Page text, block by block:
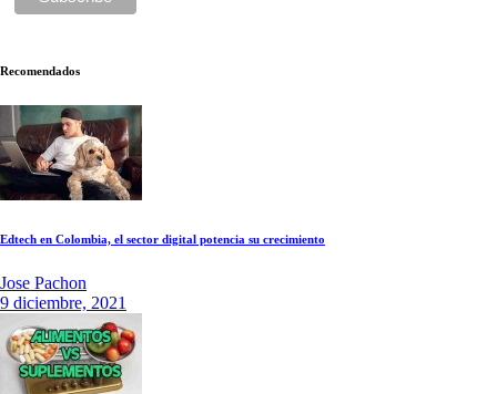
Recomendados
Edtech en Colombia, el sector digital potencia su crecimiento
Jose Pachon
9 diciembre, 2021